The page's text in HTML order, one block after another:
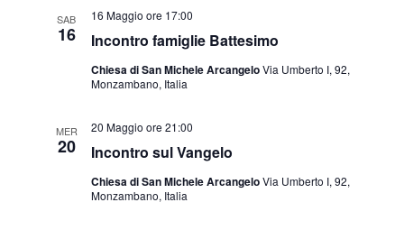
SAB
16 Incontro famiglie Battesimo
16 Maggio ore 17:00
Chiesa di San Michele ArcangeloVia Umberto I, 92,
Monzambano, Italia
MER
20 Incontro sul Vangelo
20 Maggio ore 21:00
Chiesa di San Michele ArcangeloVia Umberto I, 92,
Monzambano, Italia